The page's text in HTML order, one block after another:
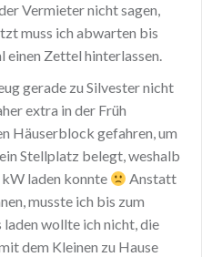
Vermieter nicht sagen,
muss ich abwarten bis
einen Zettel hinterlassen.
gerade zu Silvester nicht
extra in der Früh
Häuserblock gefahren, um
Stellplatz belegt, weshalb
laden konnte
Anstatt
musste ich bis zum
wollte ich nicht, die
dem Kleinen zu Hause